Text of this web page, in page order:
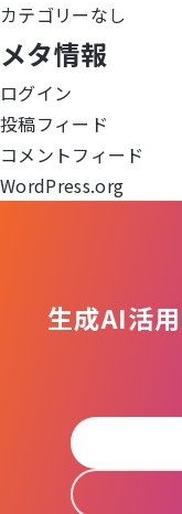
ー
シ
ョ
ン
カテゴリーなし
メタ情報
ログイン
投稿フィード
コメントフィード
WordPress.org
生成AI活